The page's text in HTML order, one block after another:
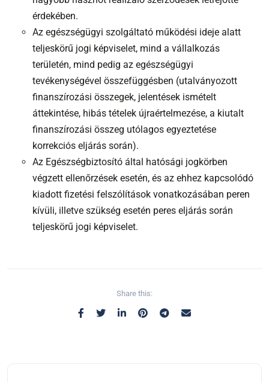
érdekében.
Az egészségügyi szolgáltató működési ideje alatt
teljeskörű jogi képviselet, mind a vállalkozás
területén, mind pedig az egészségügyi
tevékenységével összefüggésben (utalványozott
finanszírozási összegek, jelentések ismételt
áttekintése, hibás tételek újraértelmezése, a kiutalt
finanszírozási összeg utólagos egyeztetése
korrekciós eljárás során).
Az Egészségbiztosító által hatósági jogkörben
végzett ellenőrzések esetén, és az ehhez kapcsolódó
kiadott fizetési felszólítások vonatkozásában peren
kívüli, illetve szükség esetén peres eljárás során
teljeskörű jogi képviselet.
Share this: